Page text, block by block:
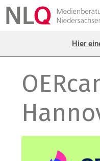
Hier